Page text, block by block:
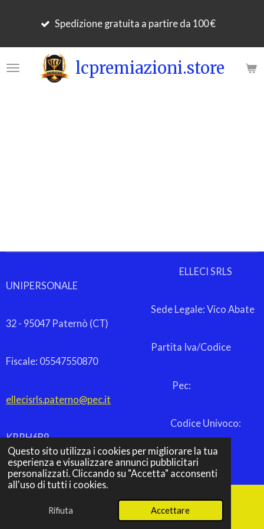
Questo sito utilizza i cookies per migliorare la tua
esperienza e visualizzare annunci pubblicitari
personalizzati. Cliccando su "Accetta" acconsenti
all'uso di tutti i cookies.
Rifiuta Accettare
principale
lcpremiazioni.store
Spedizione gratuita a partire da 100 €
ELLECI SRLS
UNIPERSONALE
Sede Legale: Vico Abate
32 - 95047 Paternò (CT)
Partita Iva/Codice
Fiscale: 05547550870
Pec:
ellecisrls.paterno@pec.it
Codice Univoco:
KRRH6B9
© 2026 lcpremiazioni.store
Fornito daWebador
Email